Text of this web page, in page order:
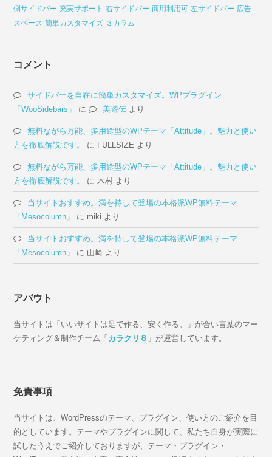
側サイドバー 充実サポート 右サイドバー 商用利用可 左サイドバー 広告
スペース 簡単カスタマイズ ３カラム
コメント
サイドバーを自在に簡単カスタマイズ。WPプラグイン
「WooSidebars」
に 美遊伝 より
無料ながら万能、多用途型のWPテーマ「Attitude」。魅力と使い
方を徹底解説です。
に FULLSIZE より
無料ながら万能、多用途型のWPテーマ「Attitude」。魅力と使い
方を徹底解説です。
に木村 より
当サイトおすすめ。満を持して登場の本格派WP無料テーマ
「Mesocolumn」
に miki より
当サイトおすすめ。満を持して登場の本格派WP無料テーマ
「Mesocolumn」
に 山崎 より
アバウト
当サイトは「いいサイトは足で作る、安く作る。」が合い言葉のマー
ケティング＆制作チーム「 カラクリ８ 」が運営しています。
免責事項
当サイトは、WordPressのテーマ、プラグイン、使い方のご紹介を目
的としています。テーマやプラグインに関して、私たち自身が実際に
試したうえでご紹介しておりますが、テーマ・プラグイン・